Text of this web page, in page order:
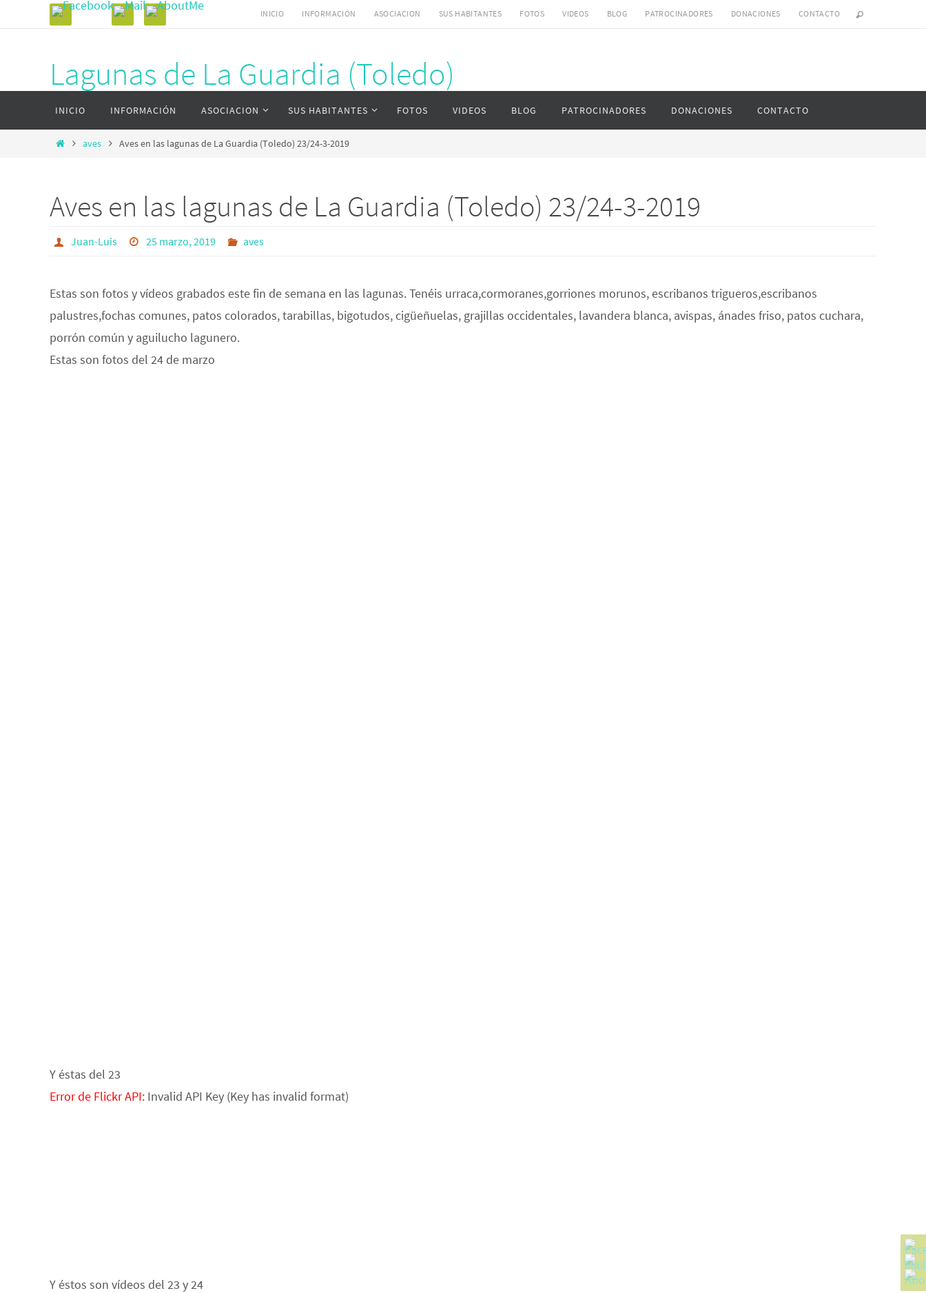
INICIO INFORMACIÓN ASOCIACION SUS HABITANTES FOTOS VIDEOS BLOG PATROCINADORES DONACIONES CONTACTO
Lagunas de La Guardia (Toledo)
Página web del complejo lagunar de La Guardia (Toledo)
contenido
INICIO INFORMACIÓN ASOCIACION SUS HABITANTES FOTOS VIDEOS BLOG PATROCINADORES DONACIONES CONTACTO
Inicioaves Aves en las lagunas de La Guardia (Toledo) 23/24-3-2019
Aves en las lagunas de La Guardia (Toledo) 23/24-3-2019
Juan-Luis 25 marzo, 2019 aves
Estas son fotos y vídeos grabados este fin de semana en las lagunas. Tenéis urraca,cormoranes,gorriones morunos, escribanos trigueros,escribanos
palustres,fochas comunes, patos colorados, tarabillas, bigotudos, cigüeñuelas, grajillas occidentales, lavandera blanca, avispas, ánades friso, patos cuchara,
porrón común y aguilucho lagunero.
Estas son fotos del 24 de marzo
Y éstas del 23
Error de Flickr API: Invalid API Key (Key has invalid format)
Y éstos son vídeos del 23 y 24